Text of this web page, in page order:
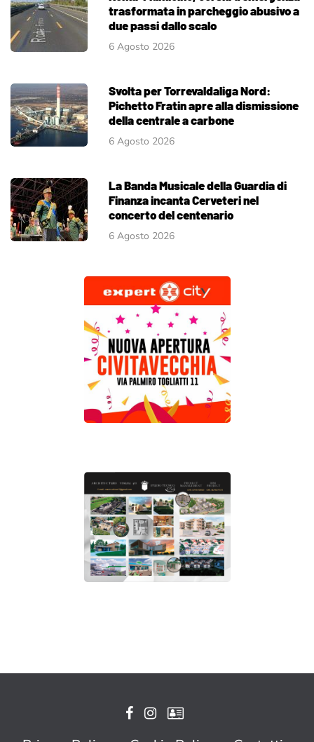
trasformata in parcheggio abusivo a
due passi dallo scalo
6 Agosto 2026
Svolta per Torrevaldaliga Nord:
Pichetto Fratin apre alla dismissione
della centrale a carbone
6 Agosto 2026
La Banda Musicale della Guardia di
Finanza incanta Cerveteri nel
concerto del centenario
6 Agosto 2026